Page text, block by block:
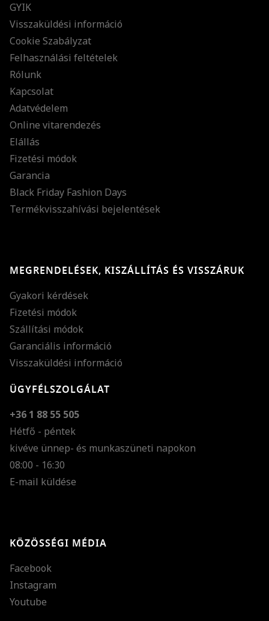
GYIK
Visszaküldési információ
Cookie Szabályzat
Felhasználási feltételek
Rólunk
Kapcsolat
Adatvédelem
Online vitarendezés
Elállás
Fizetési módok
Garancia
Black Friday Fashion Days
Termékvisszahívási bejelentések
MEGRENDELÉSEK, KISZÁLLÍTÁS ÉS VISSZÁRUK
Gyakori kérdések
Fizetési módok
Szállítási módok
Garanciális információ
Visszaküldési információ
ÜGYFÉLSZOLGÁLAT
+36 1 88 55 505
Hétfő - péntek
kivéve ünnep- és munkaszüneti napokon
08:00 - 16:30
E-mail küldése
KÖZÖSSÉGI MÉDIA
Facebook
Instagram
Youtube